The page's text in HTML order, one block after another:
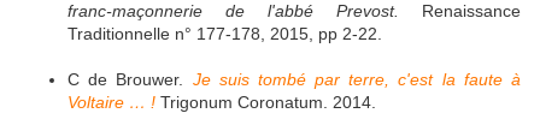
franc-maçonnerie de l'abbé Prevost.
Renaissance
Traditionnelle n° 177-178, 2015, pp 2-22.
C de Brouwer. Je suis tombé par terre, c'est la faute à
Voltaire … ! Trigonum Coronatum. 2014.